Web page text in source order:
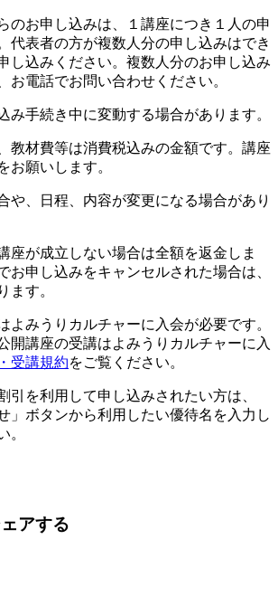
のお申し込みは、１講座につき１人の申
代表者の方が複数人分の申し込みはでき
し込みください。複数人分のお申し込み
お電話でお問い合わせください。
み手続き中に変動する場合があります。
教材費等は消費税込みの金額です。講座
お願いします。
や、日程、内容が変更になる場合があり
座が成立しない場合は全額を返金しま
お申し込みをキャンセルされた場合は、
ます。
よみうりカルチャーに入会が必要です。
開講座の受講はよみうりカルチャーに入
受講規約をご覧ください。
を利用して申し込みされたい方は、
」ボタンから利用したい優待名を入力し
。
アする